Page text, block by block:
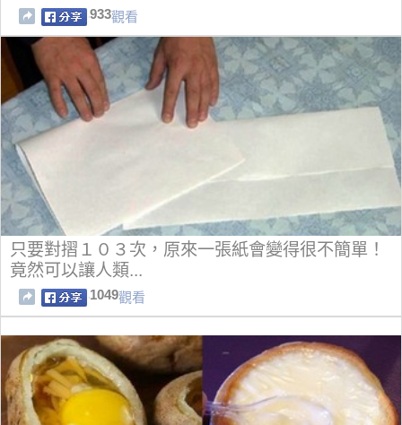
933觀看
只要對摺１０３次，原來一張紙會變得很不簡單！
竟然可以讓人類...
1049觀看